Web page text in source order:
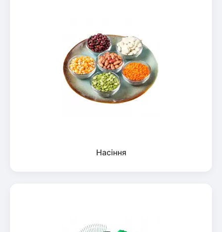
Насіння